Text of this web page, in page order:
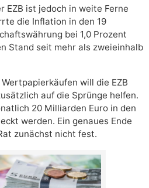
EZB ist jedoch in weite Ferne
die Inflation in den 19
bei 1,0 Prozent
Stand seit mehr als zweieinhalb
will die EZB
auf die Sprünge helfen.
20 Milliarden Euro in den
werden. Ein genaues Ende
zunächst nicht fest.